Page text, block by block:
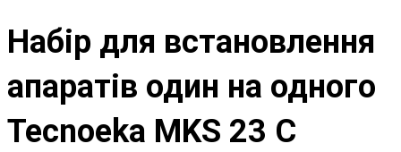
Набір для встановлення
апаратів один на одного
Tecnoeka MKS 23 C